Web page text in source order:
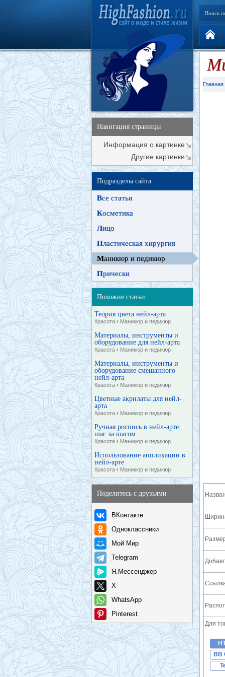
Поиск
Навигация страницы
Информация о картинке
Другие картинки
Подразделы сайта
Все статьи
Косметика
Лицо
Пластическая хирургия
Маникюр и педикюр
Прически
Похожие статьи
Теория цвета нейл-арта
Красота › Маникюр и педикюр
Материалы, инструменты и
оборудование для нейл-арта
Красота › Маникюр и педикюр
Материалы, инструменты и
оборудование смешанного
нейл-арта
Красота › Маникюр и педикюр
Цветные акрилаты для нейл-
арта
Красота › Маникюр и педикюр
Ручная роспись в нейл-арте:
шаг за шагом
Красота › Маникюр и педикюр
Использование аппликации в
нейл-арте
Красота › Маникюр и педикюр
Поделитесь с друзьями
ВКонтакте
Одноклассники
Мой Мир
Telegram
Я.Мессенджер
X
WhatsApp
Pinterest
Главная
Для
BB